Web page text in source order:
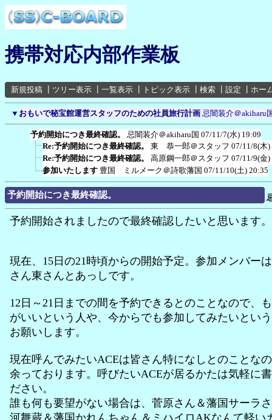
携帯対応内部作業板
新規投稿 ツリー表示 一覧表示 トピック表示 検索 設定 ホー
▼ おもいで秘宝館運営スタッフのための社員旅行計画 忌闇装介＠akiharu
予約開始につき最終確認。 忌闇装介＠akiharu国 07/11/7(水) 19:09
Re:予約開始につき最終確認。
東 恭一郎＠スタッフ 07/11/8(木)
Re:予約開始につき最終確認。
高原鋼一郎＠スタッフ 07/11/9(金)
参加いたします 豊国 ミルメーク＠詩歌藩国 07/11/10(土) 20:35
予約開始につき最終確認。
予約開始されましたので最終確認したいと思います。
現在、15日の21時頃からの開始予定。参加メンバー
さん東さんとあっしです。
12日～21日までの間を予約できるとのことなので、
がいいという人や、今からでも参加してみたいとい
お願いします。
現在呼んでみたいACEは皆さん特になしとのことな
余っております。呼びたいACEが居るかたは気軽に
ださい。
誰も何も要望がない場合は、菅原さん＆藩国サーラ
河舞蔵＆藩国かれんちゃん＆ミハイロAKなんて軽い